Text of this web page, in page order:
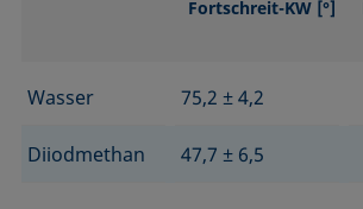
Fortschreit-KW [°]
Wasser 75,2 ± 4,2
Diiodmethan 47,7 ± 6,5